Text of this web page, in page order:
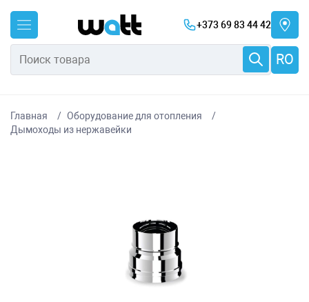
+373 69 83 44 42
RO
Главная
Оборудование для отопления
Дымоходы из нержавейки